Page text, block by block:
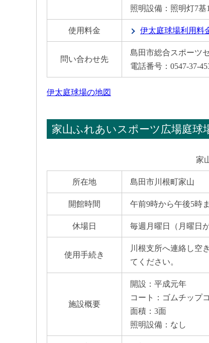
照明設備：照明灯7基
使用料金 伊太庭球場利用料
問い合わせ先
島田市総合スポーツ
電話番号：0547-37-
伊太庭球場の地図
家山ふれあいスポーツ広場庭球
家
所在地 島田市川根町家山
開館時間 午前9時から午後5時
休場日 毎週月曜日（月曜日
使用手続き
川根支所へ連絡し空
てください。
施設概要
開設：平成元年
コート：ゴムチップ
面積：3面
照明設備：なし